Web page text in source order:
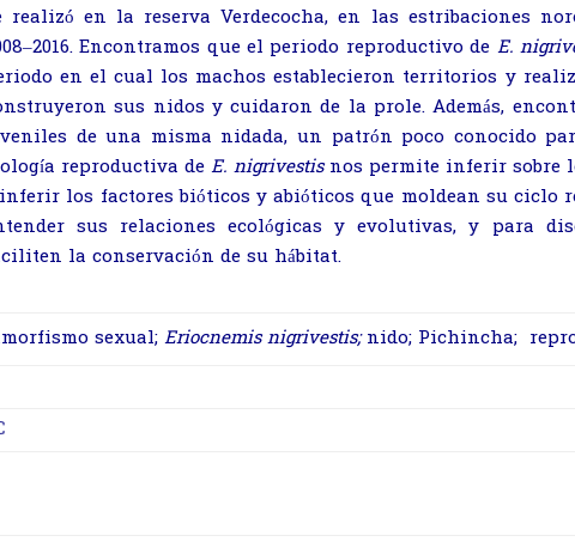
realizó en la reserva Verdecocha, en las estribaciones
Encontramos que el periodo reproductivo de E.
en el cual los machos establecieron territorios y
sus nidos y cuidaron de la prole. Además,
de una misma nidada, un patrón poco conocido
reproductiva de E. nigrivestisnos permite inferir sobre
los factores bióticos y abióticos que moldean su ciclo
sus relaciones ecológicas y evolutivas, y para
la conservación de su hábitat.
sexual; Eriocnemis nigrivestis;nido; Pichincha;